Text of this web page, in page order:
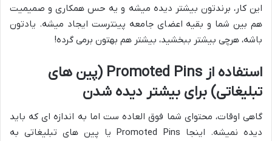
این کار، برندتون بیشتر دیده میشه و یه حس همکاری و صمیمیت
هم بین شما و بقیه اعضای جامعه پینترست ایجاد میشه. یادتون
باشه، هرچی بیشتر ببخشید، بیشتر هم بهتون برمی گرده!
استفاده از Promoted Pins (پین های
تبلیغاتی) برای بیشتر دیده شدن
گاهی اوقات، محتوای شما فوق العاده ست اما به اندازه ای که باید
دیده نمیشه. اینجا Promoted Pins یا پین های تبلیغاتی به